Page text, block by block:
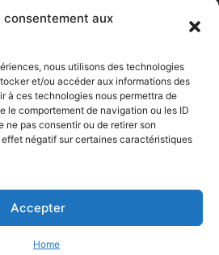
consentement aux
nous utilisons des technologies
et/ou accéder aux informations des
à ces technologies nous permettra de
le comportement de navigation ou les ID
ne pas consentir ou de retirer son
négatif sur certaines caractéristiques
Accepter
Home
NOUS
Entreprises Entrepreneur Afrique
TECH Auto-Moto
By AAKOM.DIGITAL